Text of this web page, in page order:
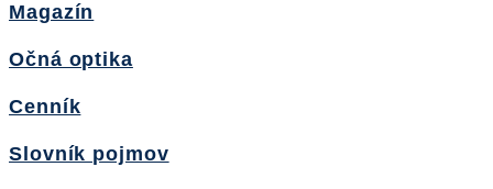
Magazín
Očná optika
Cenník
Slovník pojmov